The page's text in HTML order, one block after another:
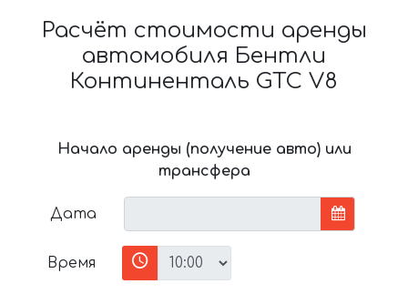
Расчёт стоимости аренды
автомобиля Бентли
Континенталь GTC V8
Начало аренды (получение авто) или
трансфера
Дата
Время